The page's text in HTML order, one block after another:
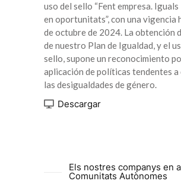
uso del sello “Fent empresa. Iguals
en oportunitats”, con una vigencia
de octubre de 2024. La obtención
de nuestro Plan de Igualdad, y el
sello, supone un reconocimiento
aplicación de políticas tendentes
las desigualdades de género.
Descargar
Els nostres companys en
Comunitats Autònomes